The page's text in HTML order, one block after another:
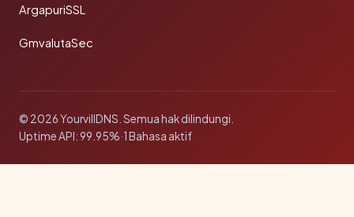
ArgapuriSSL
GmvalutaSec
© 2026 YourvillDNS. Semua hak dilindungi.
Uptime API: 99.95%·1 Bahasa aktif